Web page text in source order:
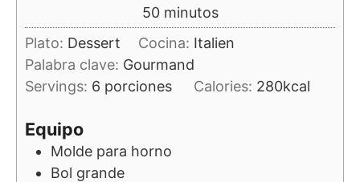
50minutos
minutos
Plato: Dessert Cocina: Italien
Palabra clave: Gourmand
Servings: 6 porciones Calories: 280kcal
Equipo
Molde para horno
Bol grande